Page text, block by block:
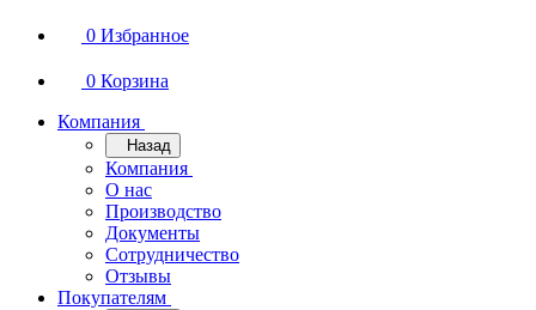
0 Избранное
0 Корзина
Компания
Назад
Компания
О нас
Производство
Документы
Сотрудничество
Отзывы
Покупателям